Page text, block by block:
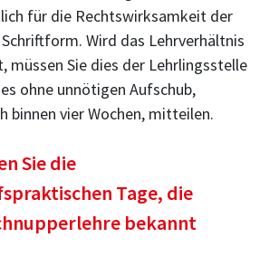
für die Rechtswirksamkeit der
Wird das Lehrverhältnis
müssen Sie dies der Lehrlingsstelle
ohne unnötigen Aufschub,
binnen vier Wochen, mitteilen.
Sie die
Tage, die
bekannt